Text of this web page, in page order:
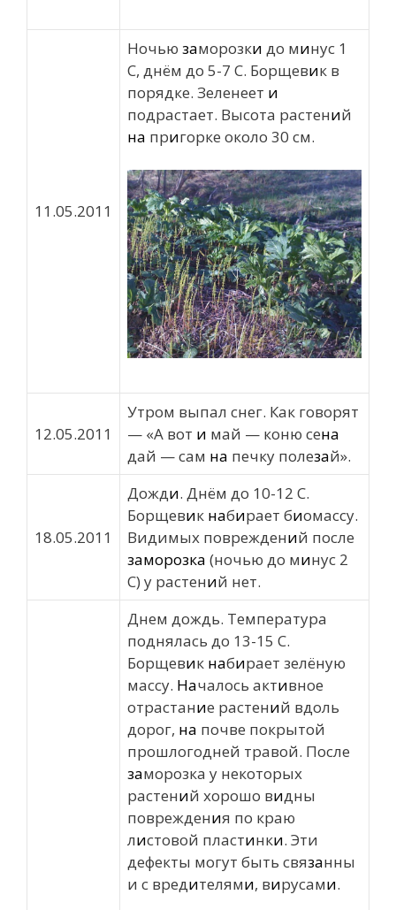
11.05.2011
Ночью заморозки до минус 1
С, днём до 5-7 С. Борщевик в
порядке. Зеленеет и
подрастает. Высота растений
на пригорке около 30 см.
12.05.2011
Утром выпал снег. Как говорят
— «А вот и май — коню сена
дай — сам на печку полезай».
18.05.2011
Дожди. Днём до 10-12 С.
Борщевик набирает биомассу.
Видимых повреждений после
заморозка (ночью до минус 2
С) у растений нет.
Днем дождь. Температура
поднялась до 13-15 С.
Борщевик набирает зелёную
массу. Началось активное
отрастание растений вдоль
дорог, на почве покрытой
прошлогодней травой. После
заморозка у некоторых
растений хорошо видны
повреждения по краю
листовой пластинки. Эти
дефекты могут быть связанны
и с вредителями, вирусами.